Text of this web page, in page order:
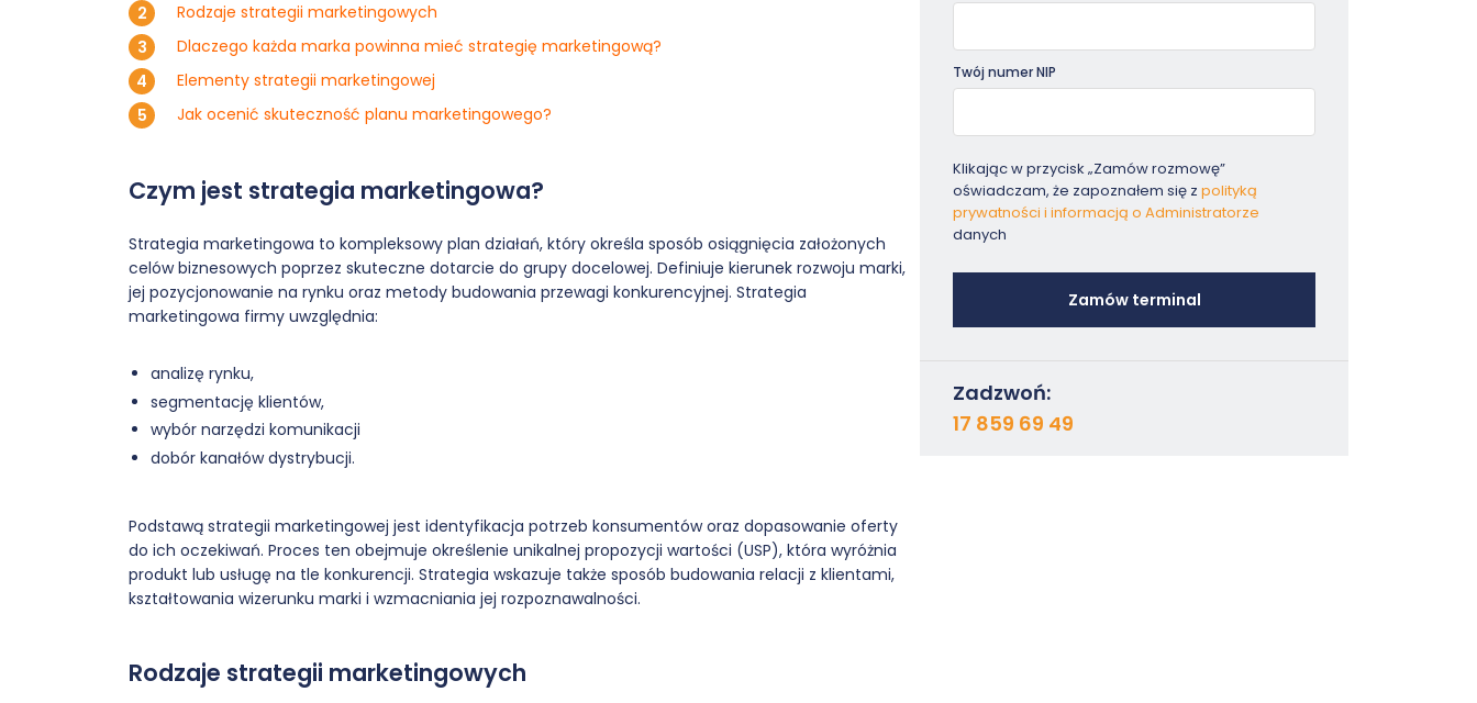
Rodzaje strategii marketingowych
Dlaczego każda marka powinna mieć strategię marketingową?
Elementy strategii marketingowej
Jak ocenić skuteczność planu marketingowego?
Czym jest strategia marketingowa?
Strategia marketingowa to kompleksowy plan działań, który określa sposób osiągnięcia założonych
celów biznesowych poprzez skuteczne dotarcie do grupy docelowej. Definiuje kierunek rozwoju marki,
jej pozycjonowanie na rynku oraz metody budowania przewagi konkurencyjnej. Strategia
marketingowa firmy uwzględnia:
analizę rynku,
segmentację klientów,
wybór narzędzi komunikacji
dobór kanałów dystrybucji.
Podstawą strategii marketingowej jest identyfikacja potrzeb konsumentów oraz dopasowanie oferty
do ich oczekiwań. Proces ten obejmuje określenie unikalnej propozycji wartości (USP), która wyróżnia
produkt lub usługę na tle konkurencji. Strategia wskazuje także sposób budowania relacji z klientami,
kształtowania wizerunku marki i wzmacniania jej rozpoznawalności.
Rodzaje strategii marketingowych
Twój numer NIP
Klikając w przycisk „Zamów rozmowę”
oświadczam, że zapoznałem się z polityką
prywatności i informacją o Administratorze
danych
Zamów terminal
Zadzwoń:
17 859 69 49